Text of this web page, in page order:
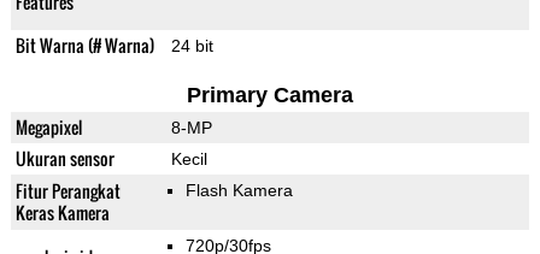
Bit Warna (# Warna) 24 bit
Primary Camera
Megapixel 8-MP
Ukuran sensor Kecil
Fitur Perangkat
Keras Kamera
Flash Kamera
720p/30fps